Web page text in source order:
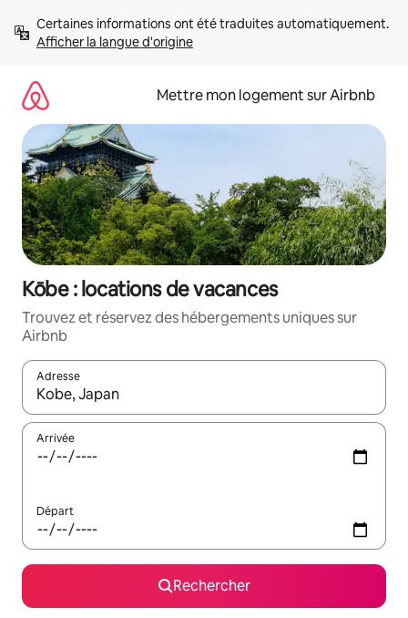
directement
Afficher la langue d'origine
Mettre mon logement sur Airbnb
Kōbe : locations de vacances
Trouvez et réservez des hébergements uniques sur
Airbnb
Adresse
Lorsque les résultats s'affichent, utilisez les flèches vers le
Arrivée
Départ
Rechercher